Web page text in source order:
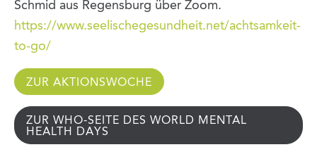
Schmid aus Regensburg über Zoom.
https://www.seelischegesundheit.net/achtsamkeit-
to-go/
ZUR AKTIONSWOCHE
ZUR WHO-SEITE DES WORLD MENTAL
HEALTH DAYS